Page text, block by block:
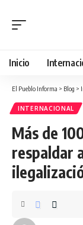
Inicio
El Pueblo Informa > Blog >
INTERNACIONAL
Más de
respaldar